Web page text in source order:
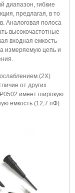
диапазон, гибкие
предлагая, в то
Аналоговая полоса
высокочастотные
входная емкость
измеряемую цепь и
(2Х)
от других
имеет широкую
емкость (12,7 пФ).